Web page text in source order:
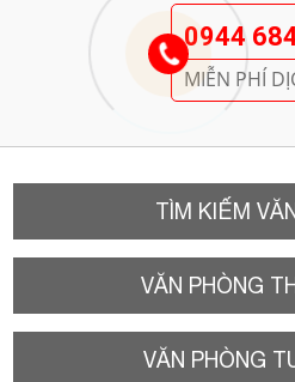
0944
MIỄN PHÍ
TÌM KIẾM
VĂN PHÒNG
VĂN PHÒNG